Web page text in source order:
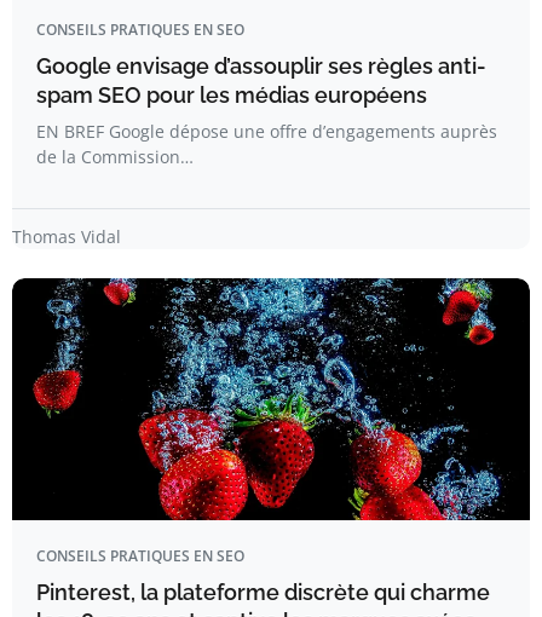
CONSEILS PRATIQUES EN SEO
Google envisage d’assouplir ses règles anti-
spam SEO pour les médias européens
EN BREF Google dépose une offre d’engagements auprès
de la Commission…
Thomas Vidal
CONSEILS PRATIQUES EN SEO
Pinterest, la plateforme discrète qui charme